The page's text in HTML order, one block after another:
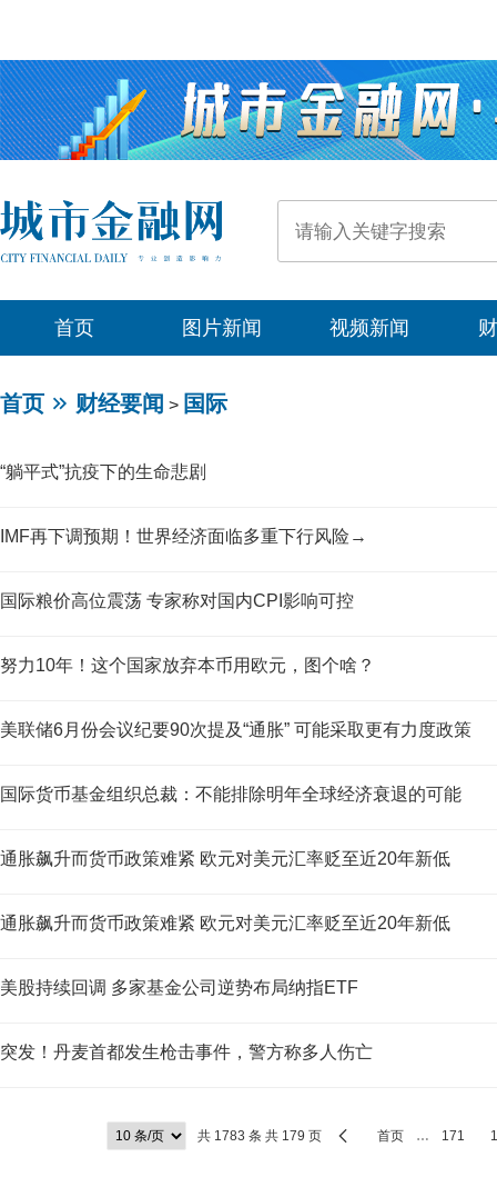
首页 图片新闻 视频新闻
首页 财经要闻 > 国际
“躺平式”抗疫下的生命悲剧
IMF再下调预期！世界经济面临多重下行风险→
国际粮价高位震荡 专家称对国内CPI影响可控
努力10年！这个国家放弃本币用欧元，图个啥？
美联储6月份会议纪要90次提及“通胀” 可能采取更有力度政策
国际货币基金组织总裁：不能排除明年全球经济衰退的可能
通胀飙升而货币政策难紧 欧元对美元汇率贬至近20年新低
通胀飙升而货币政策难紧 欧元对美元汇率贬至近20年新低
美股持续回调 多家基金公司逆势布局纳指ETF
突发！丹麦首都发生枪击事件，警方称多人伤亡
共 1783 条 共 179 页 首页 … 171